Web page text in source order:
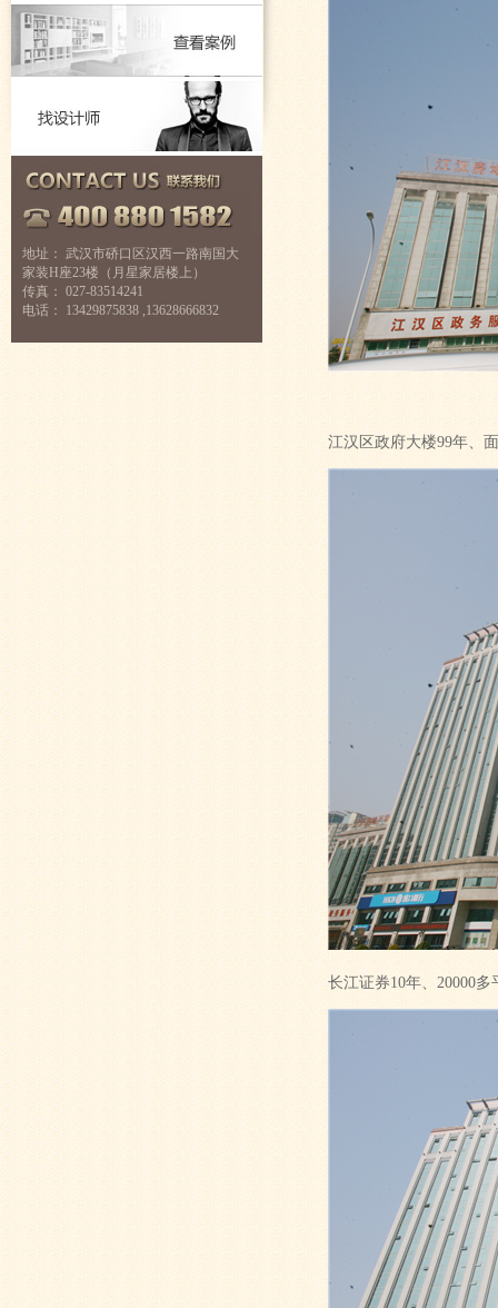
地址： 武汉市硚口区汉西一路南国大
家装H座23楼（月星家居楼上）
传真： 027-83514241
电话： 13429875838 ,13628666832
江汉区政府大楼99年、
长江证券10年、20000